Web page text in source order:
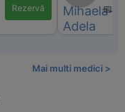
Rezervă 📅
Mai multi medici >